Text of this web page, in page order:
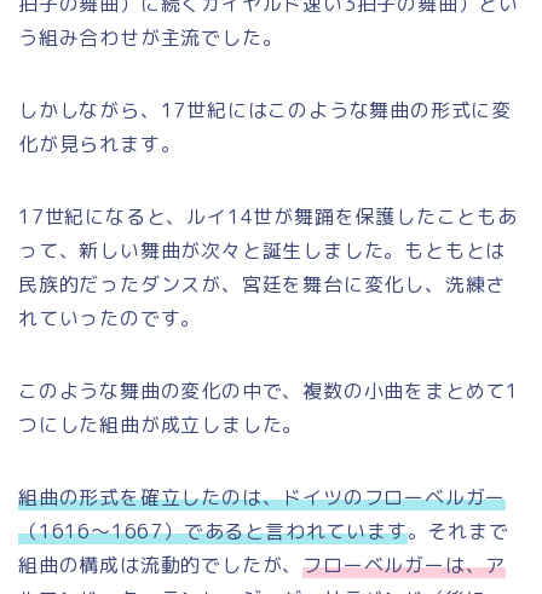
う組み合わせが主流でした。
しかしながら、17世紀にはこのような舞曲の形式に変
化が見られます。
17世紀になると、ルイ14世が舞踊を保護したこともあ
って、新しい舞曲が次々と誕生しました。もともとは
民族的だったダンスが、宮廷を舞台に変化し、洗練さ
れていったのです。
このような舞曲の変化の中で、複数の小曲をまとめて1
つにした組曲が成立しました。
組曲の形式を確立したのは、ドイツのフローベルガー
（1616～1667）であると言われています。それまで
組曲の構成は流動的でしたが、フローベルガーは、ア